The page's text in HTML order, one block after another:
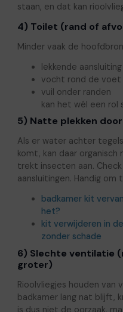
staan, en dat kan
4) Toilet (rand of
Minder vaak de
lekkende aansluiting
vocht rond de
vuil onder randen
kan het wél een rol
5) Natte plekken
Als er water achter
komt, kan daar
trekt insecten aan.
aansluitingen. Handig om
badkamer kit
het?
kit verwijderen in
zonder schade
6) Slechte ventilatie
groter)
Rioolvliegjes houden van
badkamer lang nat blijft,
is dus niet de oorzaak,